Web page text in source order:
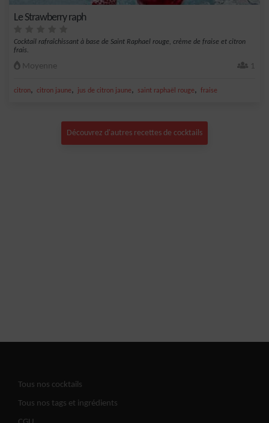
Le Strawberry raph
Cocktail rafraîchissant à base de Saint Raphael rouge, crème de fraise et citron
frais.
Moyenne 1
citron, citron jaune, jus de citron jaune, saint raphaël rouge, fraise
Découvrez d'autres recettes de cocktails
Tous nos cocktails
Tous nos tags et ingrédients